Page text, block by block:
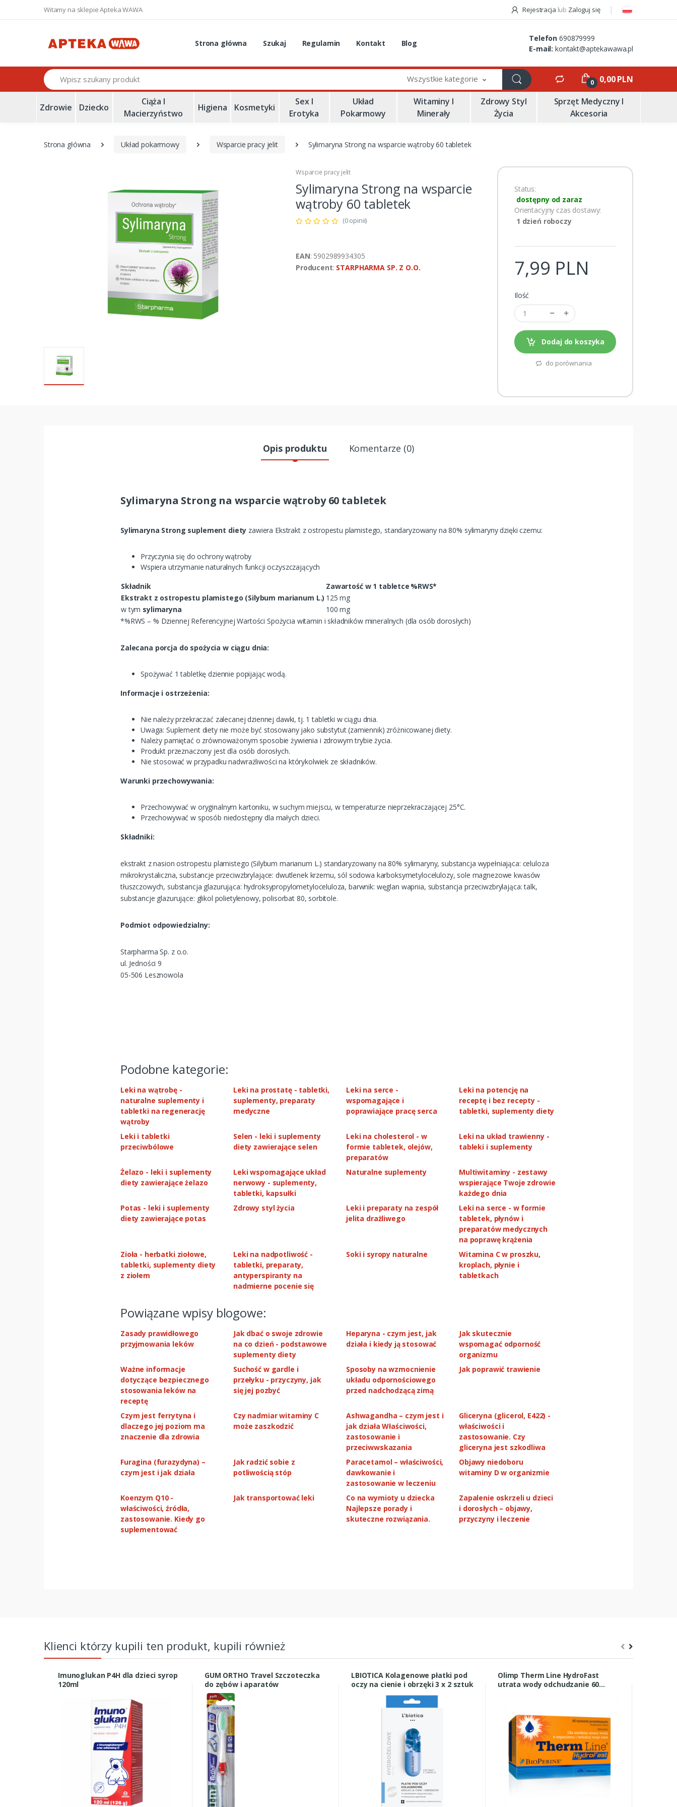
Witamy na sklepie Apteka WAWA Rejestracja lub Zaloguj się
Strona główna Szukaj Regulamin Kontakt Blog
Telefon 690879999
E-mail: kontakt@aptekawawa.pl
Szukaj Wszystkie kategorie 0 0,00 PLN
Zdrowie Dziecko
Ciąża I
Macierzyństwo
Higiena Kosmetyki
Sex I
Erotyka
Układ
Pokarmowy
Witaminy I
Minerały
Zdrowy Styl
Życia
Sprzęt Medyczny I
Akcesoria
Strona główna Układ pokarmowy Wsparcie pracy jelit Sylimaryna Strong na wsparcie wątroby 60 tabletek
Wsparcie pracy jelit
Sylimaryna Strong na wsparcie
wątroby 60 tabletek
(0 opinii)
EAN: 5902989934305
Producent: STARPHARMA SP. Z O.O.
Status:
dostępny od zaraz
Orientacyjny czas dostawy:
1 dzień roboczy
7,99 PLN
Ilość
Dodaj do koszyka
do porównania
Opis produktu Komentarze (0)
Sylimaryna Strong na wsparcie wątroby 60 tabletek
Sylimaryna Strong suplement diety zawiera Ekstrakt z ostropestu plamistego, standaryzowany na 80% sylimaryny dzięki czemu:
Przyczynia się do ochrony wątroby
Wspiera utrzymanie naturalnych funkcji oczyszczających
Składnik
Zawartość w 1 tabletce %RWS*
Ekstrakt z ostropestu plamistego (Silybum marianum L.) 125 mg
w tym sylimaryna
100 mg
*%RWS – % Dziennej Referencyjnej Wartości Spożycia witamin i składników mineralnych (dla osób dorosłych)
Zalecana porcja do spożycia w ciągu dnia:
Spożywać 1 tabletkę dziennie popijając wodą.
Informacje i ostrzeżenia:
Nie należy przekraczać zalecanej dziennej dawki, tj. 1 tabletki w ciągu dnia.
Uwaga: Suplement diety nie może być stosowany jako substytut (zamiennik) zróżnicowanej diety.
Należy pamiętać o zrównoważonym sposobie żywienia i zdrowym trybie życia.
Produkt przeznaczony jest dla osób dorosłych.
Nie stosować w przypadku nadwrażliwości na którykolwiek ze składników.
Warunki przechowywania:
Przechowywać w oryginalnym kartoniku, w suchym miejscu, w temperaturze nieprzekraczającej 25°C.
Przechowywać w sposób niedostępny dla małych dzieci.
Składniki:
ekstrakt z nasion ostropestu plamistego (Silybum marianum L.) standaryzowany na 80% sylimaryny, substancja wypełniająca: celuloza
mikrokrystaliczna, substancje przeciwzbrylające: dwutlenek krzemu, sól sodowa karboksymetylocelulozy, sole magnezowe kwasów
tłuszczowych, substancja glazurująca: hydroksypropylometyloceluloza, barwnik: węglan wapnia, substancja przeciwzbrylająca: talk,
substancje glazurujące: glikol polietylenowy, polisorbat 80, sorbitole.
Podmiot odpowiedzialny:
Starpharma Sp. z o.o.
ul. Jedności 9
05-506 Lesznowola
Podobne kategorie:
Leki na wątrobę -
naturalne suplementy i
tabletki na regenerację
wątroby
Leki na prostatę - tabletki,
suplementy, preparaty
medyczne
Leki na serce -
wspomagające i
poprawiające pracę serca
Leki na potencję na
receptę i bez recepty -
tabletki, suplementy diety
Leki i tabletki
przeciwbólowe
Selen - leki i suplementy
diety zawierające selen
Leki na cholesterol - w
formie tabletek, olejów,
preparatów
Leki na układ trawienny -
tableki i suplementy
Żelazo - leki i suplementy
diety zawierające żelazo
Leki wspomagające układ
nerwowy - suplementy,
tabletki, kapsułki
Naturalne suplementy
Multiwitaminy - zestawy
wspierające Twoje zdrowie
każdego dnia
Potas - leki i suplementy
diety zawierające potas
Zdrowy styl życia
Leki i preparaty na zespół
jelita drażliwego
Leki na serce - w formie
tabletek, płynów i
preparatów medycznych
na poprawę krążenia
Zioła - herbatki ziołowe,
tabletki, suplementy diety
z ziołem
Leki na nadpotliwość -
tabletki, preparaty,
antyperspiranty na
nadmierne pocenie się
Soki i syropy naturalne
Witamina C w proszku,
kroplach, płynie i
tabletkach
Powiązane wpisy blogowe:
Zasady prawidłowego
przyjmowania leków
Jak dbać o swoje zdrowie
na co dzień - podstawowe
suplementy diety
Heparyna - czym jest, jak
działa i kiedy ją stosować
Jak skutecznie
wspomagać odporność
organizmu
Ważne informacje
dotyczące bezpiecznego
stosowania leków na
receptę
Suchość w gardle i
przełyku - przyczyny, jak
się jej pozbyć
Sposoby na wzmocnienie
układu odpornościowego
przed nadchodzącą zimą
Jak poprawić trawienie
Czym jest ferrytyna i
dlaczego jej poziom ma
znaczenie dla zdrowia
Czy nadmiar witaminy C
może zaszkodzić
Ashwagandha – czym jest i
jak działa Właściwości,
zastosowanie i
przeciwwskazania
Gliceryna (glicerol, E422) -
właściwości i
zastosowanie. Czy
gliceryna jest szkodliwa
Furagina (furazydyna) –
czym jest i jak działa
Jak radzić sobie z
potliwością stóp
Paracetamol – właściwości,
dawkowanie i
zastosowanie w leczeniu
Objawy niedoboru
witaminy D w organizmie
Koenzym Q10 -
właściwości, źródła,
zastosowanie. Kiedy go
suplementować
Jak transportować leki
Co na wymioty u dziecka
Najlepsze porady i
skuteczne rozwiązania.
Zapalenie oskrzeli u dzieci
i dorosłych – objawy,
przyczyny i leczenie
Klienci którzy kupili ten produkt, kupili również
Imunoglukan P4H dla dzieci syrop
120ml
GUM ORTHO Travel Szczoteczka
do zębów i aparatów
LBIOTICA Kolagenowe płatki pod
oczy na cienie i obrzęki 3 x 2 sztuk
Olimp Therm Line HydroFast
utrata wody odchudzanie 60